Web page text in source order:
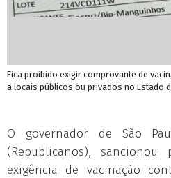
Fica proibido exigir comprovante de
a locais públicos ou privados no Estado
O governador de São
(Republicanos),
exigência de vacinação